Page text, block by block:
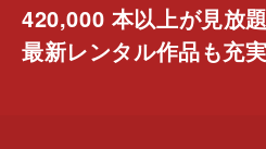
420,000 本以上が見放題
最新レンタル作品も充実